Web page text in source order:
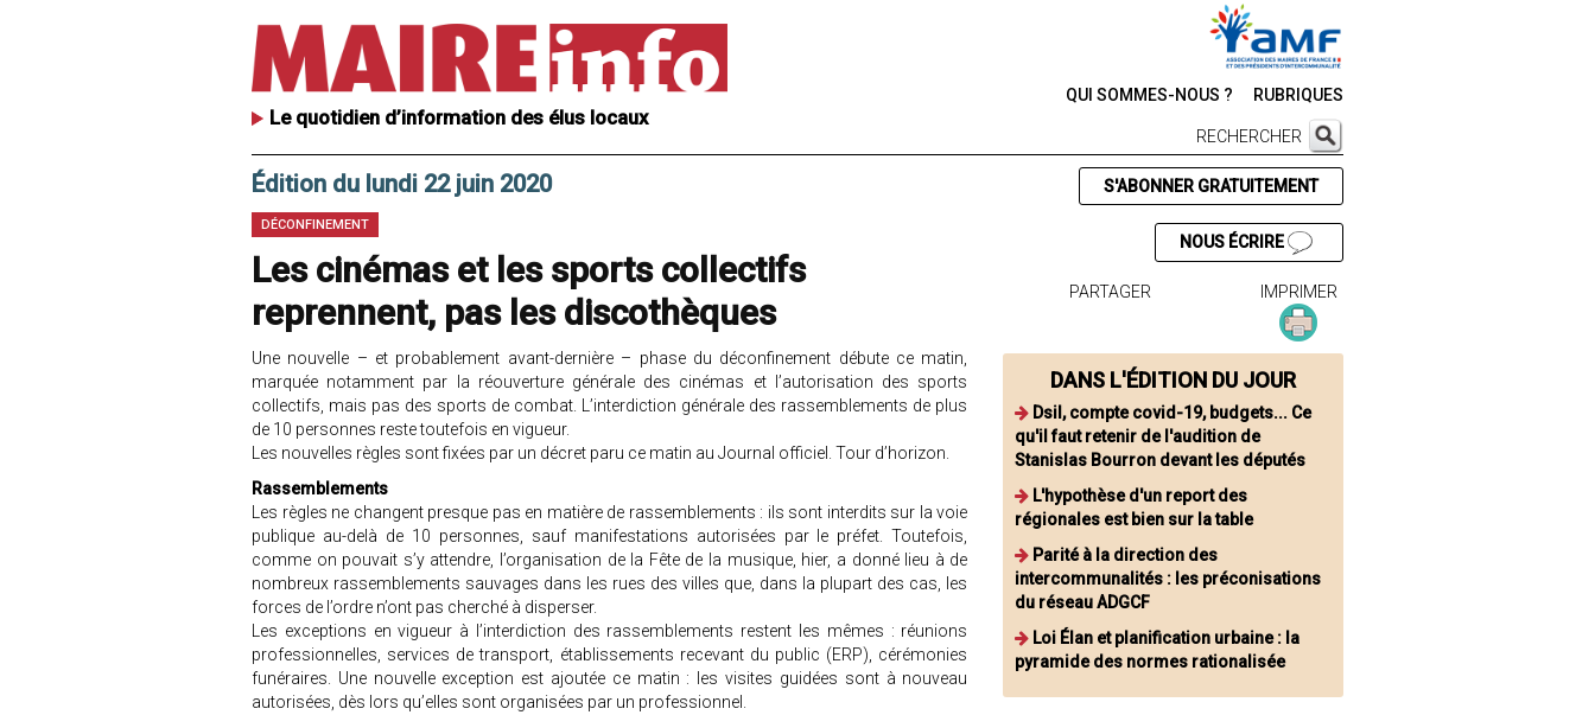
Le quotidien d’information des élus locaux
QUI SOMMES-NOUS ? RUBRIQUES
RECHERCHER
Édition du lundi 22 juin 2020
DÉCONFINEMENT
Les cinémas et les sports collectifs
reprennent, pas les discothèques
Une nouvelle – et probablement avant-dernière – phase du déconfinement débute ce matin,
marquée notamment par la réouverture générale des cinémas et l’autorisation des sports
collectifs, mais pas des sports de combat. L’interdiction générale des rassemblements de plus
de 10 personnes reste toutefois en vigueur.
Les nouvelles règles sont fixées par un décret paru ce matin au Journal officiel. Tour d’horizon.
Rassemblements
Les règles ne changent presque pas en matière de rassemblements : ils sont interdits sur la voie
publique au-delà de 10 personnes, sauf manifestations autorisées par le préfet. Toutefois,
comme on pouvait s’y attendre, l’organisation de la Fête de la musique, hier, a donné lieu à de
nombreux rassemblements sauvages dans les rues des villes que, dans la plupart des cas, les
forces de l’ordre n’ont pas cherché à disperser.
Les exceptions en vigueur à l’interdiction des rassemblements restent les mêmes : réunions
professionnelles, services de transport, établissements recevant du public (ERP), cérémonies
funéraires. Une nouvelle exception est ajoutée ce matin : les visites guidées sont à nouveau
autorisées, dès lors qu’elles sont organisées par un professionnel.
S'ABONNER GRATUITEMENT
NOUS ÉCRIRE
PARTAGER IMPRIMER
DANS L'ÉDITION DU JOUR
Dsil, compte covid-19, budgets... Ce
qu'il faut retenir de l'audition de
Stanislas Bourron devant les députés
L'hypothèse d'un report des
régionales est bien sur la table
Parité à la direction des
intercommunalités : les préconisations
du réseau ADGCF
Loi Élan et planification urbaine : la
pyramide des normes rationalisée